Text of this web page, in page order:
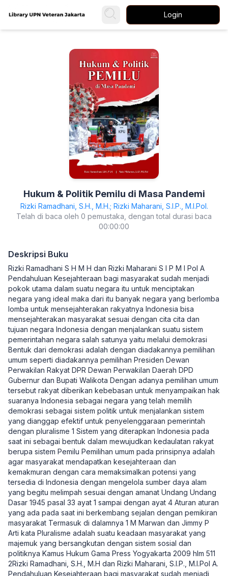
Login
Hukum & Politik Pemilu di Masa Pandemi
Rizki Ramadhani, S.H., M.H.; Rizki Maharani, S.I.P., M.I.Pol.
Telah di baca oleh 0 pemustaka, dengan total durasi baca
00:00:00
Deskripsi Buku
Rizki Ramadhani S H M H dan Rizki Maharani S I P M I Pol A
Pendahuluan Kesejahteraan bagi masyarakat sudah menjadi
pokok utama dalam suatu negara itu untuk menciptakan
negara yang ideal maka dari itu banyak negara yang berlomba
lomba untuk mensejahterakan rakyatnya Indonesia bisa
mensejahterakan masyarakat sesuai dengan cita cita dan
tujuan negara Indonesia dengan menjalankan suatu sistem
pemerintahan negara salah satunya yaitu melalui demokrasi
Bentuk dari demokrasi adalah dengan diadakannya pemilihan
umum seperti diadakannya pemilihan Presiden Dewan
Perwakilan Rakyat DPR Dewan Perwakilan Daerah DPD
Gubernur dan Bupati Walikota Dengan adanya pemilihan umum
tersebut rakyat diberikan kebebasan untuk menyampaikan hak
suaranya Indonesia sebagai negara yang telah memilih
demokrasi sebagai sistem politik untuk menjalankan sistem
yang dianggap efektif untuk penyelenggaraan pemerintah
dengan pluralisme 1 Sistem yang diterapkan Indonesia pada
saat ini sebagai bentuk dalam mewujudkan kedaulatan rakyat
berupa sistem Pemilu Pemilihan umum pada prinsipnya adalah
agar masyarakat mendapatkan kesejahteraan dan
kemakmuran dengan cara memaksimalkan potensi yang
tersedia di Indonesia dengan mengelola sumber daya alam
yang begitu melimpah sesuai dengan amanat Undang Undang
Dasar 1945 pasal 33 ayat 1 sampai dengan ayat 4 Aturan aturan
yang ada pada saat ini berkembang sejalan dengan pemikiran
masyarakat Termasuk di dalamnya 1 M Marwan dan Jimmy P
Arti kata Pluralisme adalah suatu keadaan masyarakat yang
majemuk yang bersangkutan dengan sistem sosial dan
politiknya Kamus Hukum Gama Press Yogyakarta 2009 hlm 511
2Rizki Ramadhani, S.H., M.H dan Rizki Maharani, S.I.P., M.I.Pol A.
Pendahuluan Kesejahteraan bagi masyarakat sudah menjadi